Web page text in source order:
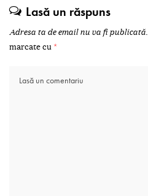
Lasă un răspuns
Adresa ta de email nu va fi publicată.
marcate cu *